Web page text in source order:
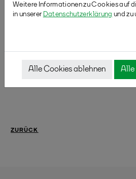
diesen nachträglich ein)
Bei Fragen stehen wir dir gerne
Wir freuen uns auf Dich!
lehrgang(at)badminton.nrw
ZURÜCK
Weitere Informationen zu Cookies auf
in unserer Datenschutzerklärung und zu
Alle Cookies ablehnen Alle